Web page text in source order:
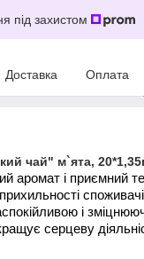
під захистом
Доставка Оплата
чай" м`ята,
аромат і приємний
і
серцеву